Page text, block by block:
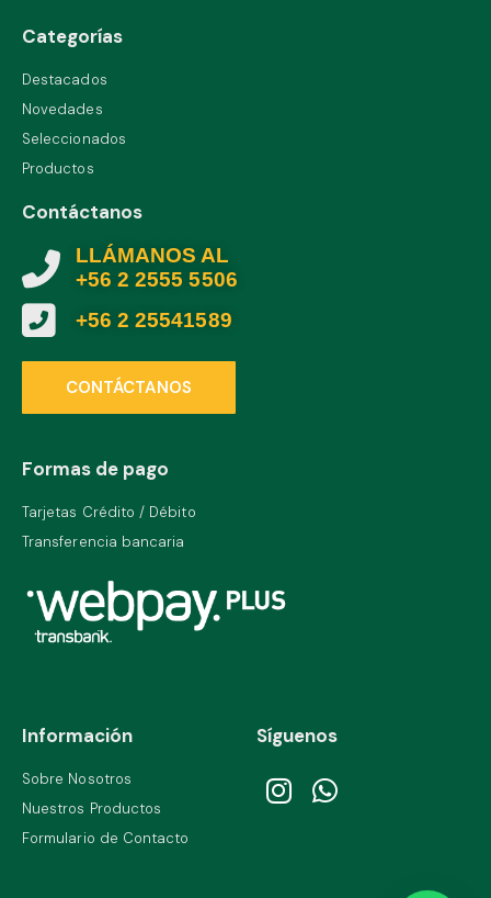
Categorías
Destacados
Novedades
Seleccionados
Productos
Contáctanos
LLÁMANOS AL
+56 2 2555 5506
+56 2 25541589
CONTÁCTANOS
Formas de pago
Tarjetas Crédito / Débito
Transferencia bancaria
Información
Sobre Nosotros
Nuestros Productos
Formulario de Contacto
Síguenos